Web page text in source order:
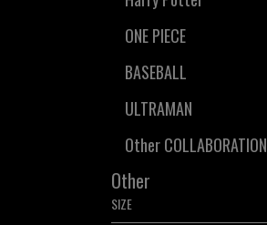
ONE PIECE
BASEBALL
ULTRAMAN
Other COLLABORATION
Other
SIZE